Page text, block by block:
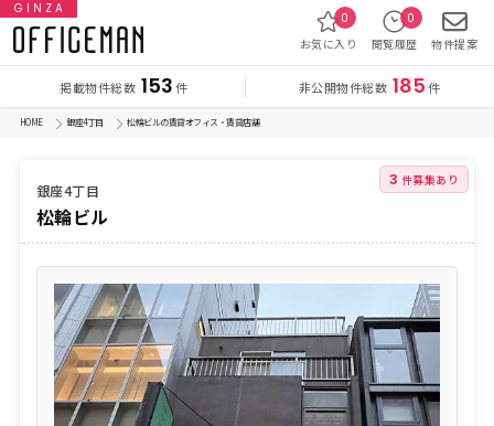
GINZA
掲載物件総数 153件 非公開物件総数 185件
お気に入り
0
閲覧履歴
0
物件提案
HOME 銀座4丁目 松輪ビルの賃貸オフィス・賃貸店舗
銀座4丁目
松輪ビル
3 件募集あり